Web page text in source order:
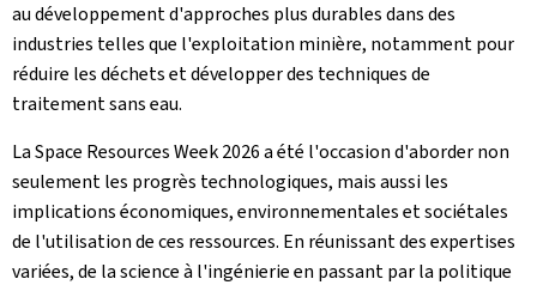
au développement d'approches plus durables dans des
industries telles que l'exploitation minière, notamment pour
réduire les déchets et développer des techniques de
traitement sans eau.
La Space Resources Week 2026 a été l'occasion d'aborder non
seulement les progrès technologiques, mais aussi les
implications économiques, environnementales et sociétales
de l'utilisation de ces ressources. En réunissant des expertises
variées, de la science à l'ingénierie en passant par la politique